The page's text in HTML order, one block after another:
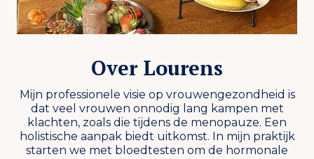
Over Lourens
Mijn professionele visie op vrouwengezondheid is
dat veel vrouwen onnodig lang kampen met
klachten, zoals die tijdens de menopauze. Een
holistische aanpak biedt uitkomst. In mijn praktijk
starten we met bloedtesten om de hormonale